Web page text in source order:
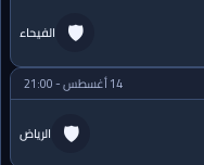
الفيحاء 🛡
14 أغسطس - 21:00
الرياض 🛡